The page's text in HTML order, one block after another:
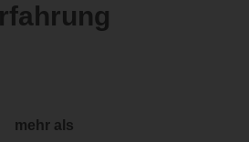
mehr als